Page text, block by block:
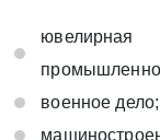
ювелирная
военное дело;